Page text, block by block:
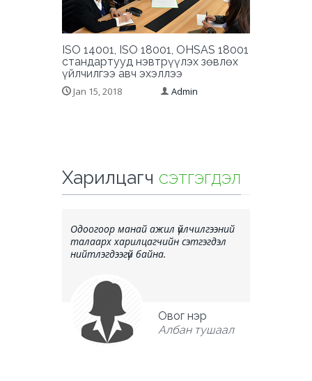
ISO 14001, ISO 18001, OHSAS 18001
стандартууд нэвтрүүлэх зөвлөх
үйлчилгээ авч эхэллээ
Jan 15, 2018 Admin
Харилцагч сэтгэгдэл
Одоогоор манай ажил үйлчилгээний
талаарх харилцагчийн сэтгэгдэл
нийтлэгдээгүй байна.
Овог нэр
Албан тушаал